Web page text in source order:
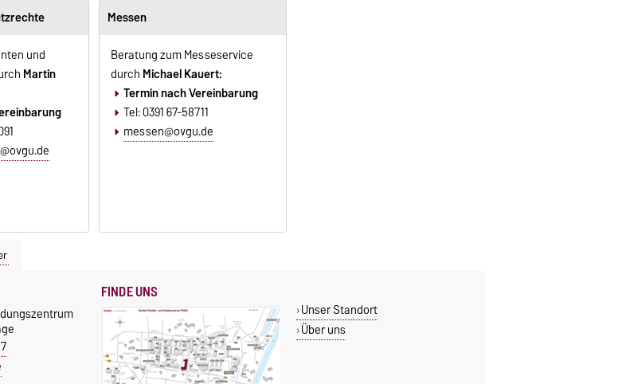
und
Martin
Messen
Beratung zum Messeservice
durch Michael Kauert:
Termin nach Vereinbarung
Tel: 0391 67-58711
messen@ovgu.de
FINDE UNS
Unser Standort
Über uns